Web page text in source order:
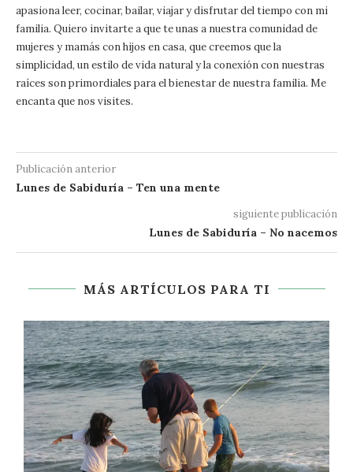
apasiona leer, cocinar, bailar, viajar y disfrutar del tiempo con mi
familia. Quiero invitarte a que te unas a nuestra comunidad de
mujeres y mamás con hijos en casa, que creemos que la
simplicidad, un estilo de vida natural y la conexión con nuestras
raíces son primordiales para el bienestar de nuestra familia. Me
encanta que nos visites.
Publicación anterior
Lunes de Sabiduría – Ten una mente
siguiente publicación
Lunes de Sabiduría – No nacemos
MÁS ARTÍCULOS PARA TI